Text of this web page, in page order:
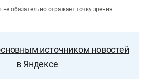
не обязательно отражает точку зрения
источником новостей
в Яндексе